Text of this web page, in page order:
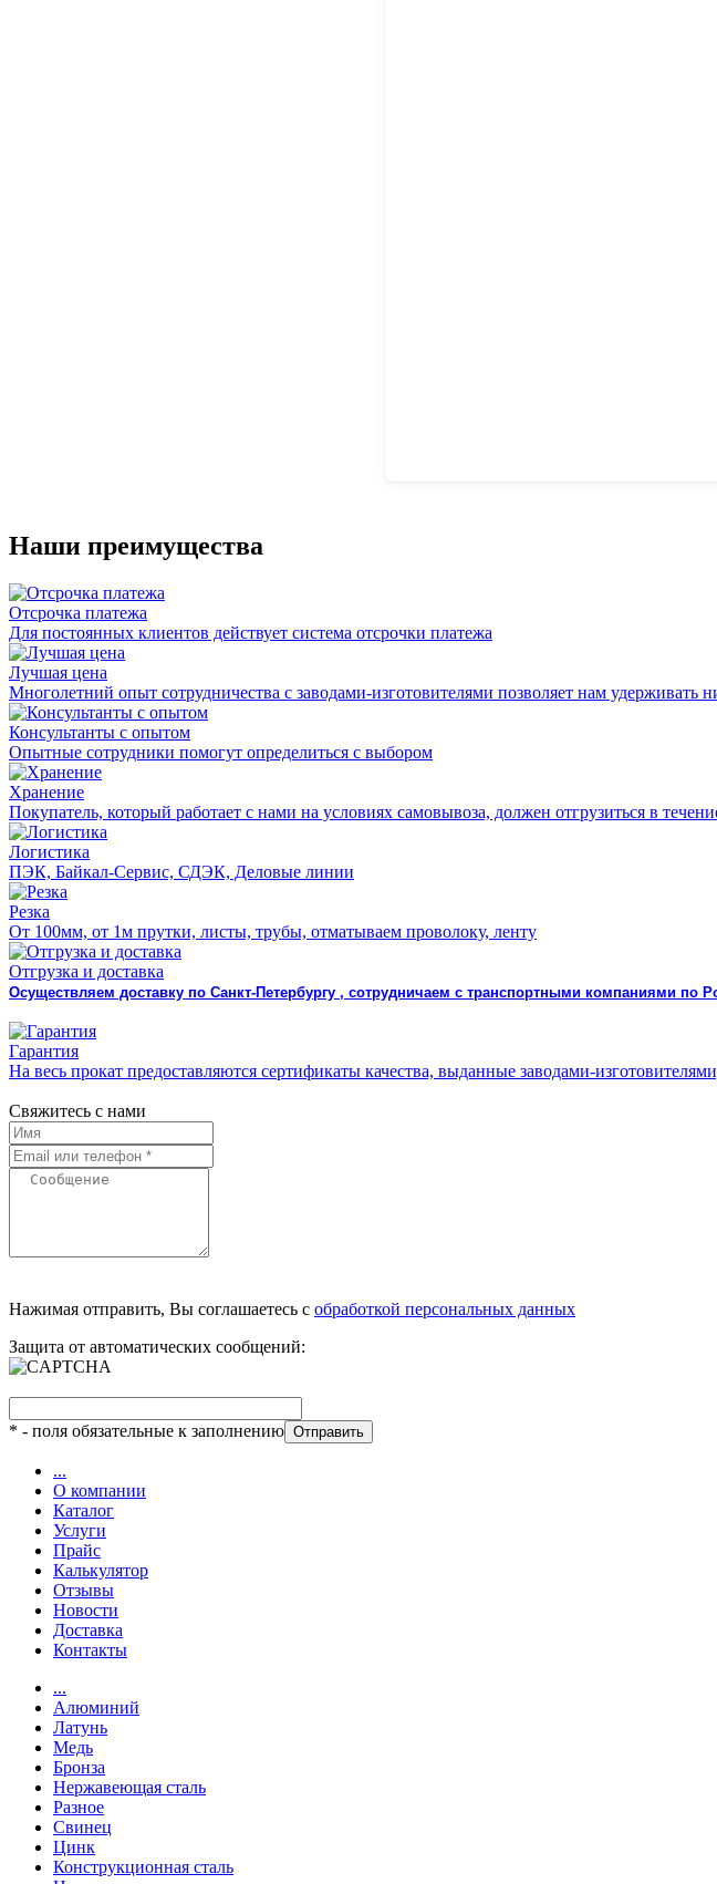
Наши преимущества
Отсрочка платежа
Для постоянных клиентов действует система отсрочки платежа
Лучшая цена
Многолетний опыт сотрудничества с заводами-изготовителями позволяет нам удерживать
Консультанты с опытом
Опытные сотрудники помогут определиться с выбором
Хранение
Покупатель, который работает с нами на условиях самовывоза, должен отгрузиться в
Логистика
ПЭК, Байкал-Сервис, СДЭК, Деловые линии
Резка
От 100мм, от 1м прутки, листы, трубы, отматываем проволоку, ленту
Отгрузка и доставка
Осуществляем доставку по Санкт-Петербургу , сотрудничаем с транспортными компаниями по
Гарантия
На весь прокат предоставляются сертификаты качества, выданные заводами-
Свяжитесь с нами
Нажимая отправить, Вы соглашаетесь с обработкой персональных данных
Защита от автоматических сообщений:
* - поля обязательные к заполнению
...
О компании
Каталог
Услуги
Прайс
Калькулятор
Отзывы
Новости
Доставка
Контакты
...
Алюминий
Латунь
Медь
Бронза
Нержавеющая сталь
Разное
Свинец
Цинк
Конструкционная сталь